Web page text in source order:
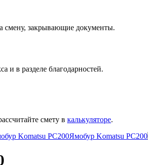
смену, закрывающие документы.
в разделе благодарностей.
смету в калькуляторе.
Ямобур Komatsu PC200